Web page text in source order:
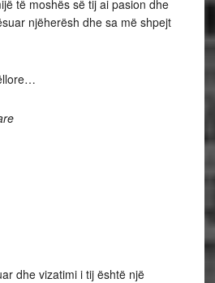
të moshës së tij ai pasion dhe
njëherësh dhe sa më shpejt
dhe vizatimi i tij është një